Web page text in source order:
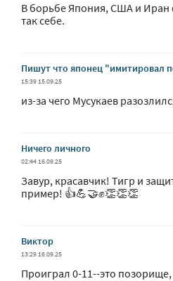
В борьбе Япония, США и
так себе.
Пишут что японец "имитировал
15:39 15.09.25
из-за чего Мусукаев
Ничего личного
02:44 16.09.25
Завур, красавчик! Тигр и
пример! 👍💪🤝✊👏👏👏
Виктор
13:29 16.09.25
Проиграл 0-11--это